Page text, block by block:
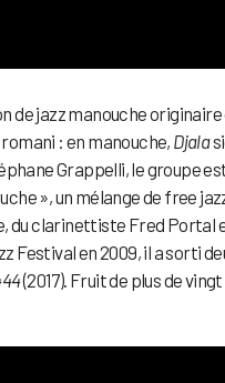
jazz manouche
romani : en manouche,Djala
Grappelli, le groupe
», un mélange de free
du clarinettiste Fred
Festival en 2009, il a sorti
(2017). Fruit de plus de